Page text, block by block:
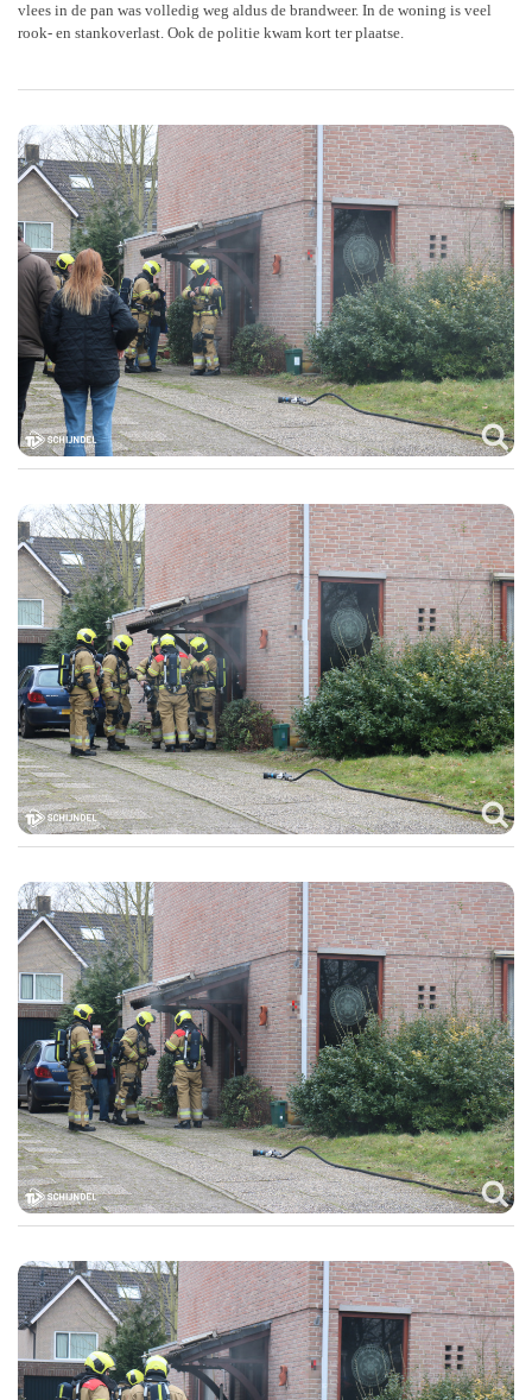
vlees in de pan was volledig weg aldus de brandweer. In de woning is veel
rook- en stankoverlast. Ook de politie kwam kort ter plaatse.